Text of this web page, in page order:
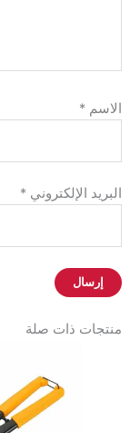
الاسم *
البريد الإلكتروني *
منتجات ذات صلة